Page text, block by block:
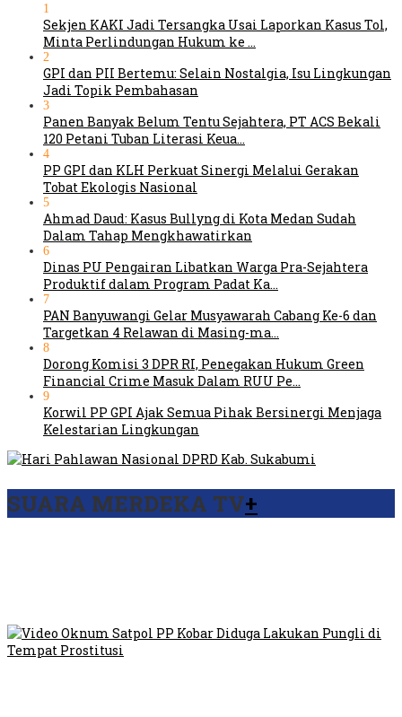
1
Sekjen KAKI Jadi Tersangka Usai Laporkan Kasus Tol,
Minta Perlindungan Hukum ke …
2
GPI dan PII Bertemu: Selain Nostalgia, Isu Lingkungan
Jadi Topik Pembahasan
3
Panen Banyak Belum Tentu Sejahtera, PT ACS Bekali
120 Petani Tuban Literasi Keua…
4
PP GPI dan KLH Perkuat Sinergi Melalui Gerakan
Tobat Ekologis Nasional
5
Ahmad Daud: Kasus Bullyng di Kota Medan Sudah
Dalam Tahap Mengkhawatirkan
6
Dinas PU Pengairan Libatkan Warga Pra-Sejahtera
Produktif dalam Program Padat Ka…
7
PAN Banyuwangi Gelar Musyawarah Cabang Ke-6 dan
Targetkan 4 Relawan di Masing-ma…
8
Dorong Komisi 3 DPR RI, Penegakan Hukum Green
Financial Crime Masuk Dalam RUU Pe…
9
Korwil PP GPI Ajak Semua Pihak Bersinergi Menjaga
Kelestarian Lingkungan
SUARA MERDEKA TV+